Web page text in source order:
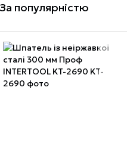
За популярністю